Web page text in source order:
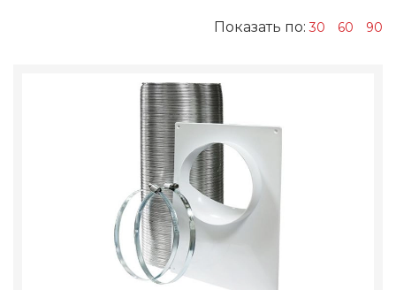
Показать по:30 60 90